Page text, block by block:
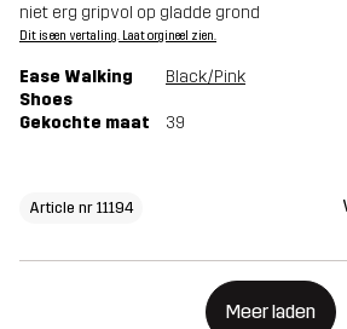
niet erg gripvol op gladde grond
Dit is een vertaling. Laat orgineel zien.
Ease Walking
Shoes
Black/Pink
Gekochte maat 39
Article nr 11194
Meer laden